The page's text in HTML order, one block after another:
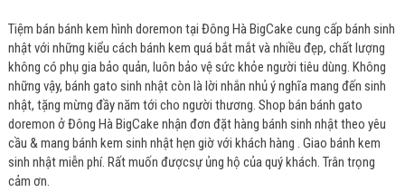
Tiệm bán bánh kem hình doremon tại Đông Hà BigCake cung cấp bánh sinh
nhật với những kiểu cách bánh kem quá bắt mắt và nhiều đẹp, chất lượng
không có phụ gia bảo quản, luôn bảo vệ sức khỏe người tiêu dùng. Không
những vậy, bánh gato sinh nhật còn là lời nhắn nhủ ý nghĩa mang đến sinh
nhật, tặng mừng đầy năm tới cho người thương. Shop bán bánh gato
doremon ở Đông Hà BigCake nhận đơn đặt hàng bánh sinh nhật theo yêu
cầu & mang bánh kem sinh nhật hẹn giờ với khách hàng . Giao bánh kem
sinh nhật miễn phí. Rất muốn đượcsự ủng hộ của quý khách. Trân trọng
cảm ơn.